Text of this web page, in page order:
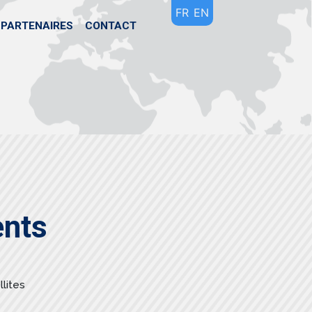
FR EN
PARTENAIRES CONTACT